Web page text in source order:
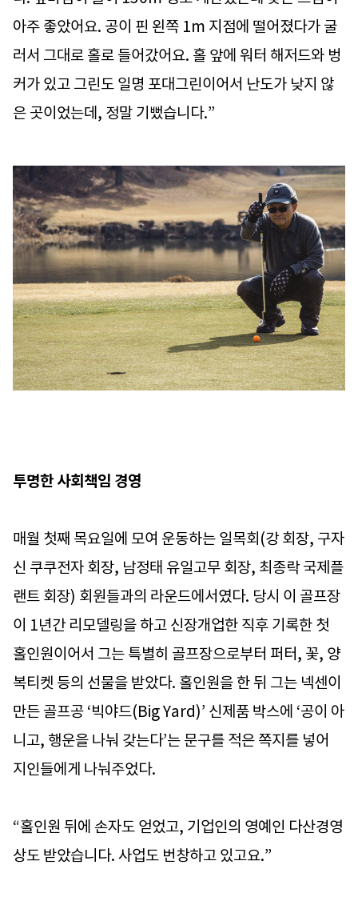
아주 좋았어요. 공이 핀 왼쪽 1m 지점에 떨어졌다가 굴
러서 그대로 홀로 들어갔어요. 홀 앞에 워터 해저드와 벙
커가 있고 그린도 일명 포대그린이어서 난도가 낮지 않
은 곳이었는데, 정말 기뻤습니다.”
투명한 사회책임 경영
매월 첫째 목요일에 모여 운동하는 일목회(강 회장, 구자
신 쿠쿠전자 회장, 남정태 유일고무 회장, 최종락 국제플
랜트 회장) 회원들과의 라운드에서였다. 당시 이 골프장
이 1년간 리모델링을 하고 신장개업한 직후 기록한 첫
홀인원이어서 그는 특별히 골프장으로부터 퍼터, 꽃, 양
복티켓 등의 선물을 받았다. 홀인원을 한 뒤 그는 넥센이
만든 골프공 ‘빅야드(Big Yard)’ 신제품 박스에 ‘공이 아
니고, 행운을 나눠 갖는다’는 문구를 적은 쪽지를 넣어
지인들에게 나눠주었다.
“홀인원 뒤에 손자도 얻었고, 기업인의 영예인 다산경영
상도 받았습니다. 사업도 번창하고 있고요.”